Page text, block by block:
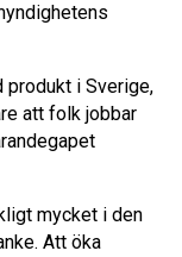
produkt i Sverige,
att folk jobbar
mycket i den
Att öka